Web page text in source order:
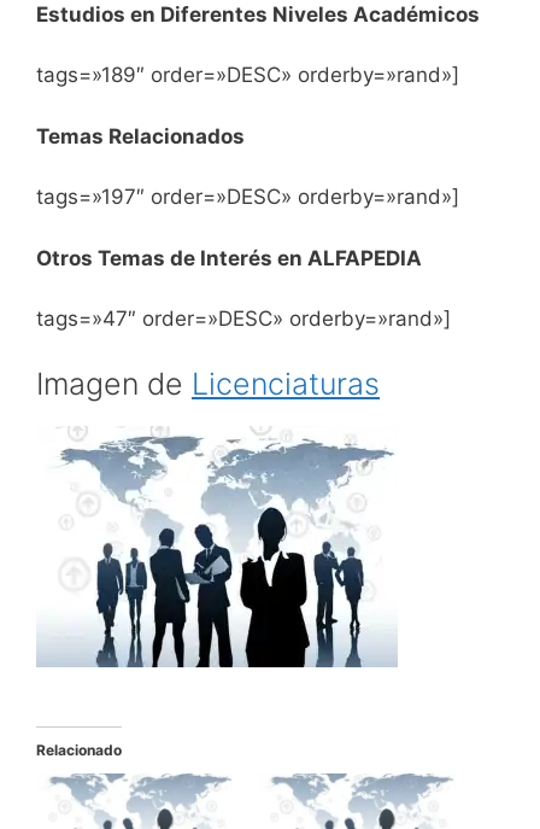
Estudios en Diferentes Niveles Académicos
tags=»189″ order=»DESC» orderby=»rand»]
Temas Relacionados
tags=»197″ order=»DESC» orderby=»rand»]
Otros Temas de Interés en ALFAPEDIA
tags=»47″ order=»DESC» orderby=»rand»]
Imagen de Licenciaturas
Relacionado